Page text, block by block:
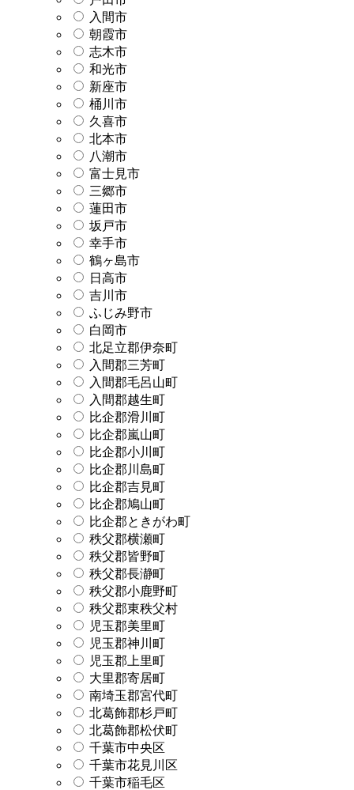
入間市
朝霞市
志木市
和光市
新座市
桶川市
久喜市
北本市
八潮市
富士見市
三郷市
蓮田市
坂戸市
幸手市
鶴ヶ島市
日高市
吉川市
ふじみ野市
白岡市
北足立郡伊奈町
入間郡三芳町
入間郡毛呂山町
入間郡越生町
比企郡滑川町
比企郡嵐山町
比企郡小川町
比企郡川島町
比企郡吉見町
比企郡鳩山町
比企郡ときがわ町
秩父郡横瀬町
秩父郡皆野町
秩父郡長瀞町
秩父郡小鹿野町
秩父郡東秩父村
児玉郡美里町
児玉郡神川町
児玉郡上里町
大里郡寄居町
南埼玉郡宮代町
北葛飾郡杉戸町
北葛飾郡松伏町
千葉市中央区
千葉市花見川区
千葉市稲毛区